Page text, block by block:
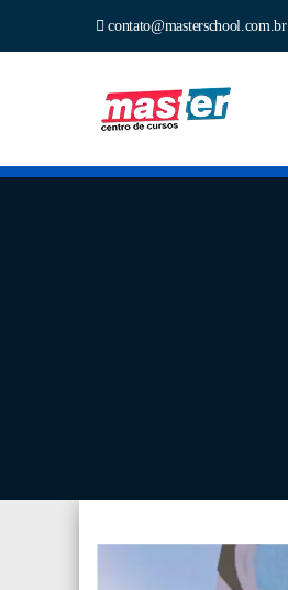
contato@masterschool.com.br